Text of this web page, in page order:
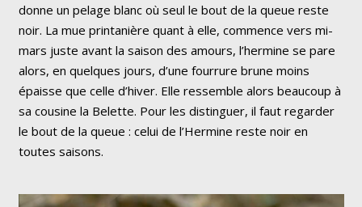
donne un pelage blanc où seul le bout de la queue reste
noir. La mue printanière quant à elle, commence vers mi-
mars juste avant la saison des amours, l’hermine se pare
alors, en quelques jours, d’une fourrure brune moins
épaisse que celle d’hiver. Elle ressemble alors beaucoup à
sa cousine la Belette. Pour les distinguer, il faut regarder
le bout de la queue : celui de l’Hermine reste noir en
toutes saisons.